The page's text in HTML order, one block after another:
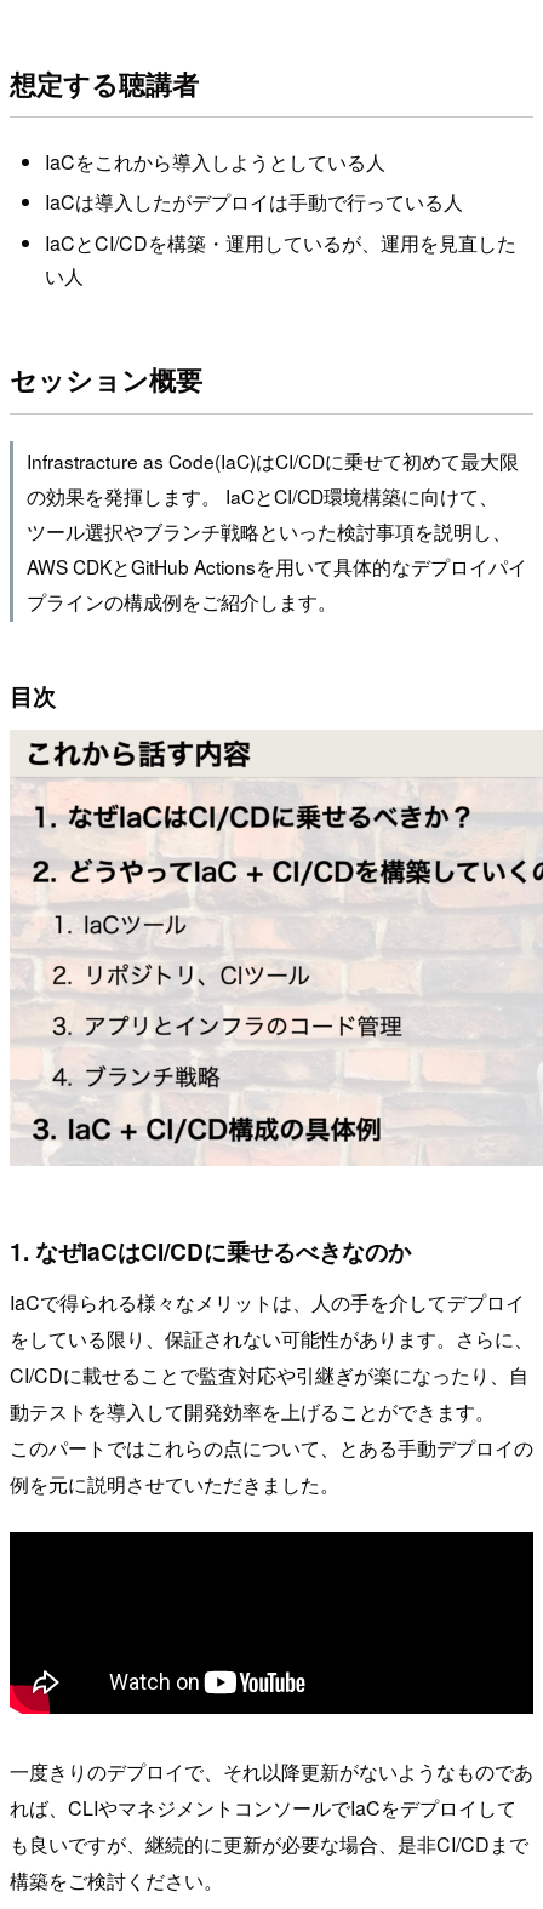
想定する聴講者
IaCをこれから導入しようとしている人
IaCは導入したがデプロイは手動で行っている人
IaCとCI/CDを構築・運用しているが、運用を見直した
い人
セッション概要
Infrastracture as Code(IaC)はCI/CDに乗せて初めて最大限
の効果を発揮します。 IaCとCI/CD環境構築に向けて、
ツール選択やブランチ戦略といった検討事項を説明し、
AWS CDKとGitHub Actionsを用いて具体的なデプロイパイ
プラインの構成例をご紹介します。
目次
1. なぜIaCはCI/CDに乗せるべきなのか
IaCで得られる様々なメリットは、人の手を介してデプロイ
をしている限り、保証されない可能性があります。さらに、
CI/CDに載せることで監査対応や引継ぎが楽になったり、自
動テストを導入して開発効率を上げることができます。
このパートではこれらの点について、とある手動デプロイの
例を元に説明させていただきました。
一度きりのデプロイで、それ以降更新がないようなものであ
れば、CLIやマネジメントコンソールでIaCをデプロイして
も良いですが、継続的に更新が必要な場合、是非CI/CDまで
構築をご検討ください。